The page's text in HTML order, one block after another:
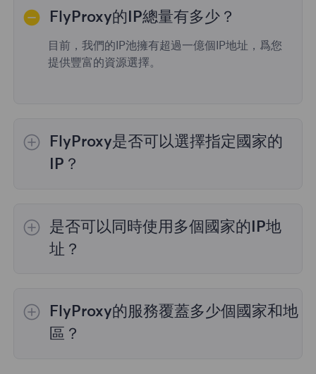
FlyProxy的IP總量有多少？
目前，我們的IP池擁有超過一億個IP地址，爲您
提供豐富的資源選擇。
FlyProxy是否可以選擇指定國家的
IP？
的代理選擇； 靜態住宅代理提供36個國家的代
理，購買時您可以選擇所需的國家。
是否可以同時使用多個國家的IP地
址？
有用。您可以在管理面板中自由選擇和切換不同
國家的IP地址。
FlyProxy的服務覆蓋多少個國家和地
區？